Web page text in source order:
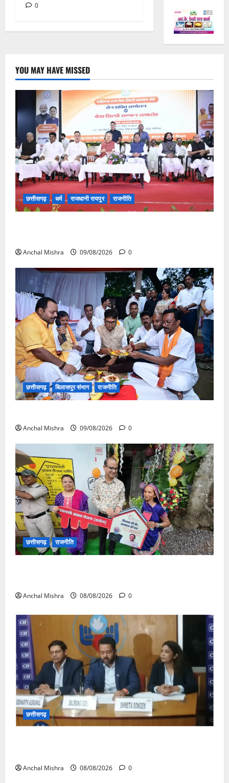
0
YOU MAY HAVE MISSED
छत्तीसगढ़ धर्म राजधानी रायपुर राजनीति
Anchal Mishra 09/08/2026 0
छत्तीसगढ़ बिलासपुर संभाग राजनीति
Anchal Mishra 09/08/2026 0
छत्तीसगढ़ राजनीति
Anchal Mishra 08/08/2026 0
छत्तीसगढ़
Anchal Mishra 08/08/2026 0